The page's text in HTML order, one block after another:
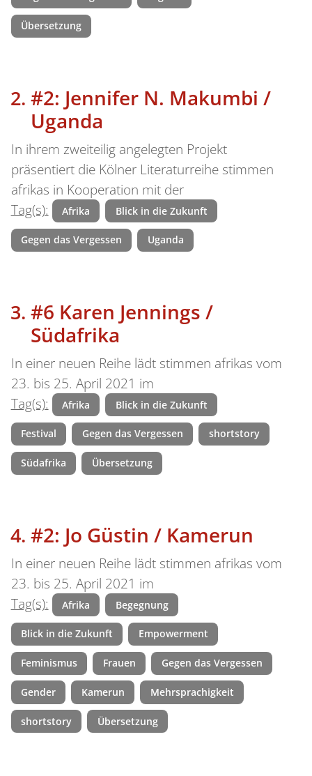
Übersetzung
#2: Jennifer N. Makumbi /
Uganda
In ihrem zweiteilig angelegten Projekt
präsentiert die Kölner Literaturreihe stimmen
afrikas in Kooperation mit der
Tag(s):
Afrika Blick in die Zukunft
Gegen das Vergessen Uganda
#6 Karen Jennings /
Südafrika
In einer neuen Reihe lädt stimmen afrikas vom
23. bis 25. April 2021 im
Tag(s):
Afrika Blick in die Zukunft
Festival Gegen das Vergessen shortstory
Südafrika Übersetzung
#2: Jo Güstin / Kamerun
In einer neuen Reihe lädt stimmen afrikas vom
23. bis 25. April 2021 im
Tag(s):
Afrika Begegnung
Blick in die Zukunft Empowerment
Feminismus Frauen Gegen das Vergessen
Gender Kamerun Mehrsprachigkeit
shortstory Übersetzung